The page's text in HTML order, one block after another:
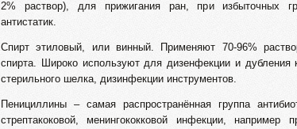
2% раствор), для прижигания ран, при избыточных
антистатик.
Спирт этиловый, или винный. Применяют 70-96%
спирта. Широко используют для дизенфекции и дубления
стерильного шелка, дизинфекции инструментов.
Пенициллины – самая распространённая группа
стрептакоковой, менингококковой инфекции,